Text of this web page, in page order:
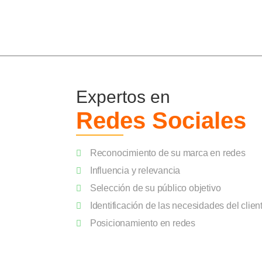
Expertos en
Redes Sociales
Reconocimiento de su marca en redes
Influencia y relevancia
Selección de su público objetivo
Identificación de las necesidades del
Posicionamiento en redes